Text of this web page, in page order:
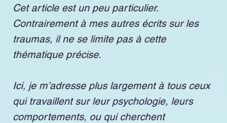
Cet article est un peu particulier.
Contrairement à mes autres écrits sur les
traumas, il ne se limite pas à cette
thématique précise.
Ici, je m’adresse plus largement à tous ceux
qui travaillent sur leur psychologie, leurs
comportements, ou qui cherchent